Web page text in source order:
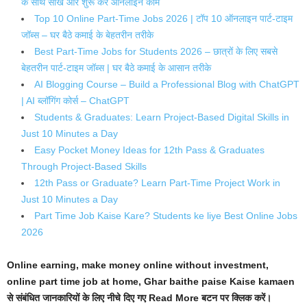
के साथ सीखें और शुरू करें ऑनलाइन काम
Top 10 Online Part-Time Jobs 2026 | टॉप 10 ऑनलाइन पार्ट-टाइम
जॉब्स – घर बैठे कमाई के बेहतरीन तरीके
Best Part-Time Jobs for Students 2026 – छात्रों के लिए सबसे
बेहतरीन पार्ट-टाइम जॉब्स | घर बैठे कमाई के आसान तरीके
AI Blogging Course – Build a Professional Blog with ChatGPT
| AI ब्लॉगिंग कोर्स – ChatGPT
Students & Graduates: Learn Project-Based Digital Skills in
Just 10 Minutes a Day
Easy Pocket Money Ideas for 12th Pass & Graduates
Through Project-Based Skills
12th Pass or Graduate? Learn Part-Time Project Work in
Just 10 Minutes a Day
Part Time Job Kaise Kare? Students ke liye Best Online Jobs
2026
Online earning, make money online without investment,
online part time job at home, Ghar baithe paise Kaise kamaen
से संबंधित जानकारियों के लिए नीचे दिए गए Read More बटन पर क्लिक करें।